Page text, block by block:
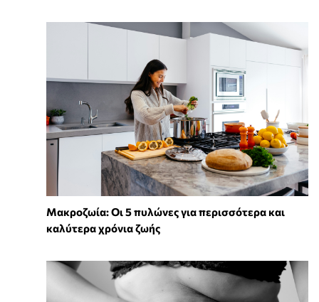
Mακροζωία: Οι 5 πυλώνες για περισσότερα και
καλύτερα χρόνια ζωής